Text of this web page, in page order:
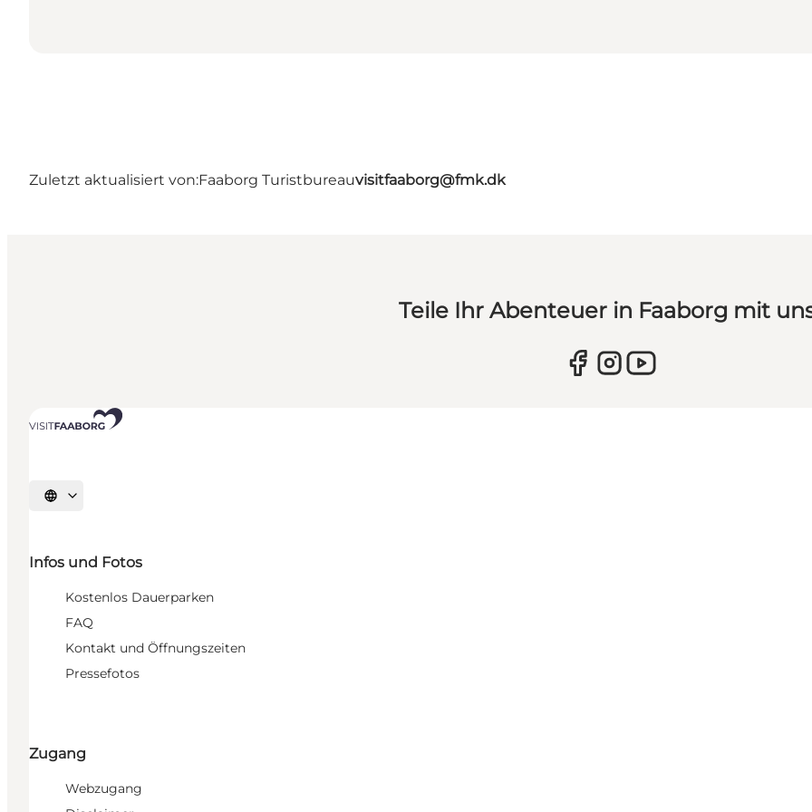
Zuletzt aktualisiert von:Faaborg Turistbureauvisitfaaborg@fmk.dk
Teile Ihr Abenteuer in Faaborg mit
Sprache auswählen
Infos und Fotos
Kostenlos Dauerparken
FAQ
Kontakt und Öffnungszeiten
Pressefotos
Zugang
Webzugang